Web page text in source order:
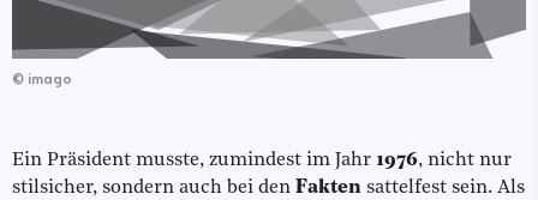
© imago
Ein Präsident musste, zumindest im Jahr 1976, nicht nur
stilsicher, sondern auch bei den Fakten sattelfest sein. Als